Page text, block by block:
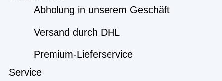
Abholung in unserem Geschäft
Versand durch DHL
Premium-Lieferservice
Service